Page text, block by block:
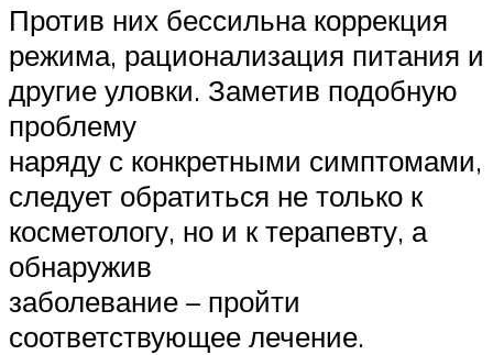
Против них бессильна коррекция
режима, рационализация питания и
другие уловки. Заметив подобную
проблему
наряду с конкретными симптомами,
следует обратиться не только к
косметологу, но и к терапевту, а
обнаружив
заболевание – пройти
соответствующее лечение.